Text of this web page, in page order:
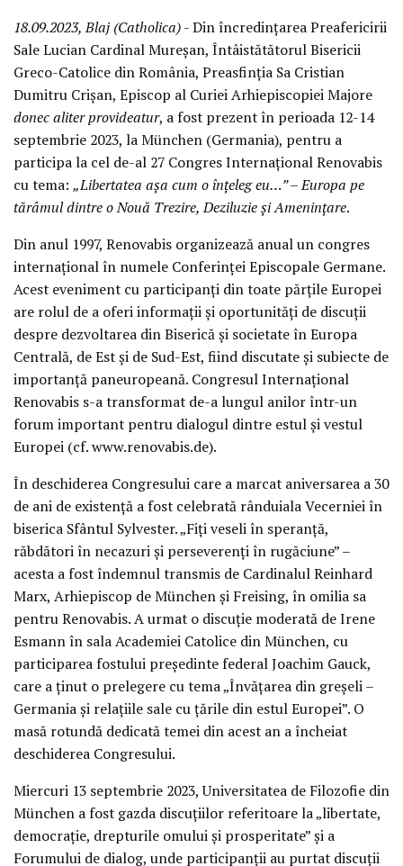
18.09.2023, Blaj (Catholica)- Din încredințarea Preafericirii
Sale Lucian Cardinal Mureșan, Întâistătătorul Bisericii
Greco-Catolice din România, Preasfinția Sa Cristian
Dumitru Crișan, Episcop al Curiei Arhiepiscopiei Majore
donec aliter provideatur, a fost prezent în perioada 12-14
septembrie 2023, la München (Germania), pentru a
participa la cel de-al 27 Congres Internațional Renovabis
cu tema: „Libertatea așa cum o înțeleg eu…” – Europa pe
tărâmul dintre o Nouă Trezire, Deziluzie și Amenințare.
Din anul 1997, Renovabis organizează anual un congres
internațional în numele Conferinței Episcopale Germane.
Acest eveniment cu participanți din toate părțile Europei
are rolul de a oferi informații și oportunități de discuții
despre dezvoltarea din Biserică și societate în Europa
Centrală, de Est și de Sud-Est, fiind discutate și subiecte de
importanță paneuropeană. Congresul Internațional
Renovabis s-a transformat de-a lungul anilor într-un
forum important pentru dialogul dintre estul și vestul
Europei (cf. www.renovabis.de).
În deschiderea Congresului care a marcat aniversarea a 30
de ani de existență a fost celebrată rânduiala Vecerniei în
biserica Sfântul Sylvester. „Fiți veseli în speranță,
răbdători în necazuri și perseverenți în rugăciune” –
acesta a fost îndemnul transmis de Cardinalul Reinhard
Marx, Arhiepiscop de München și Freising, în omilia sa
pentru Renovabis. A urmat o discuție moderată de Irene
Esmann în sala Academiei Catolice din München, cu
participarea fostului președinte federal Joachim Gauck,
care a ținut o prelegere cu tema „Învățarea din greșeli –
Germania și relațiile sale cu țările din estul Europei”. O
masă rotundă dedicată temei din acest an a încheiat
deschiderea Congresului.
Miercuri 13 septembrie 2023, Universitatea de Filozofie din
München a fost gazda discuțiilor referitoare la „libertate,
democrație, drepturile omului și prosperitate” și a
Forumului de dialog, unde participanții au purtat discuții